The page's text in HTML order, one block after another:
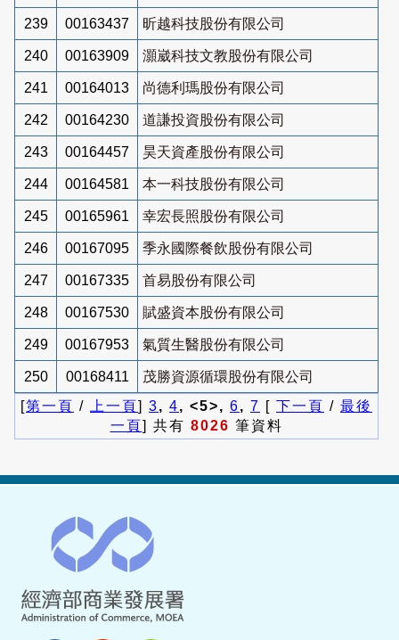
239 00163437 昕越科技股份有限公司
240 00163909 灝崴科技文教股份有限公司
241 00164013 尚德利瑪股份有限公司
242 00164230 道謙投資股份有限公司
243 00164457 昊天資產股份有限公司
244 00164581 本一科技股份有限公司
245 00165961 幸宏長照股份有限公司
246 00167095 季永國際餐飲股份有限公司
247 00167335 首易股份有限公司
248 00167530 賦盛資本股份有限公司
249 00167953 氣質生醫股份有限公司
250 00168411
茂勝資源循環股份有限公司
[第一頁 / 上一頁] 3, 4, <5>, 6, 7 [ 下一頁 / 最後
一頁] 共有 8026 筆資料